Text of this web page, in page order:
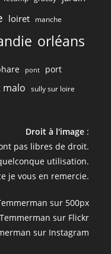
loiret manche
orléans
pont port
malo sully sur loire
Droit à l'image:
pas libres de droit.
utilisation.
je vous en remercie.
sur 500px
sur Flickr
sur Instagram